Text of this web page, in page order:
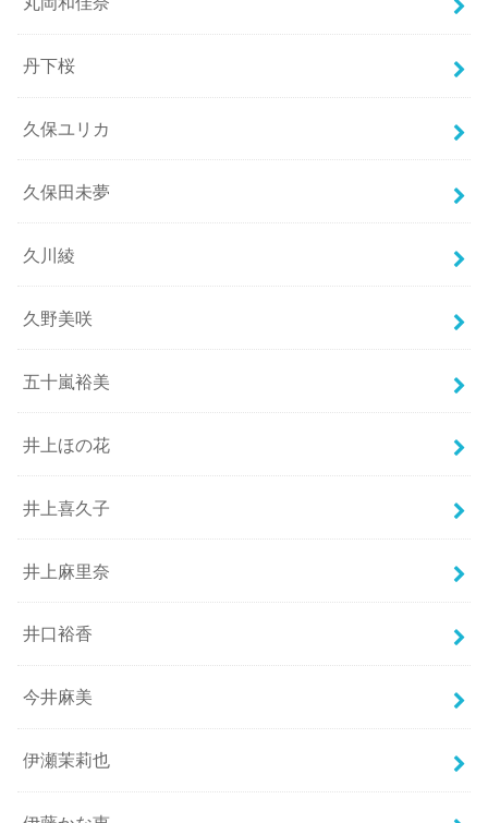
丹下桜
久保ユリカ
久保田未夢
久川綾
久野美咲
五十嵐裕美
井上ほの花
井上喜久子
井上麻里奈
井口裕香
今井麻美
伊瀬茉莉也